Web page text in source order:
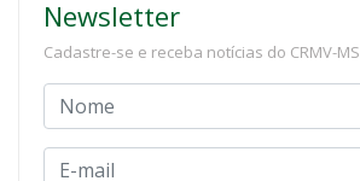
Newsletter
Cadastre-se e receba notícias do CRMV-MS